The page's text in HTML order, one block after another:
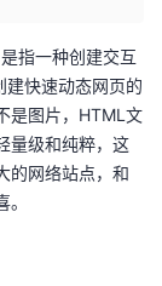
指一种创建交互
建快速动态网页的
是图片，HTML文
量级和纯粹，这
的网络站点，和